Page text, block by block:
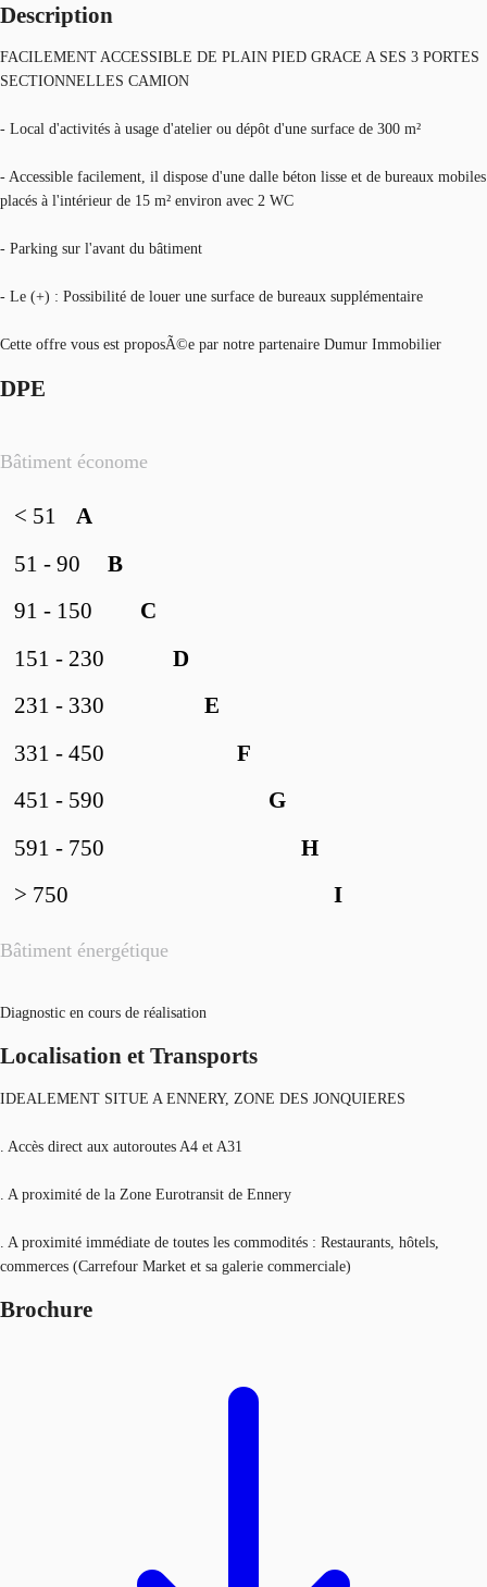
Description
FACILEMENT ACCESSIBLE DE PLAIN PIED GRACE A SES 3 PORTES
SECTIONNELLES CAMION
- Local d'activités à usage d'atelier ou dépôt d'une surface de 300 m²
- Accessible facilement, il dispose d'une dalle béton lisse et de bureaux mobiles
placés à l'intérieur de 15 m² environ avec 2 WC
- Parking sur l'avant du bâtiment
- Le (+) : Possibilité de louer une surface de bureaux supplémentaire
Cette offre vous est proposÃ©e par notre partenaire Dumur Immobilier
DPE
Bâtiment économe
Bâtiment énergétique
A
< 51
B
51 - 90
C
91 - 150
D
151 - 230
E
231 - 330
F
331 - 450
G
451 - 590
H
591 - 750
I
> 750
Diagnostic en cours de réalisation
Localisation et Transports
IDEALEMENT SITUE A ENNERY, ZONE DES JONQUIERES
. Accès direct aux autoroutes A4 et A31
. A proximité de la Zone Eurotransit de Ennery
. A proximité immédiate de toutes les commodités : Restaurants, hôtels,
commerces (Carrefour Market et sa galerie commerciale)
Brochure